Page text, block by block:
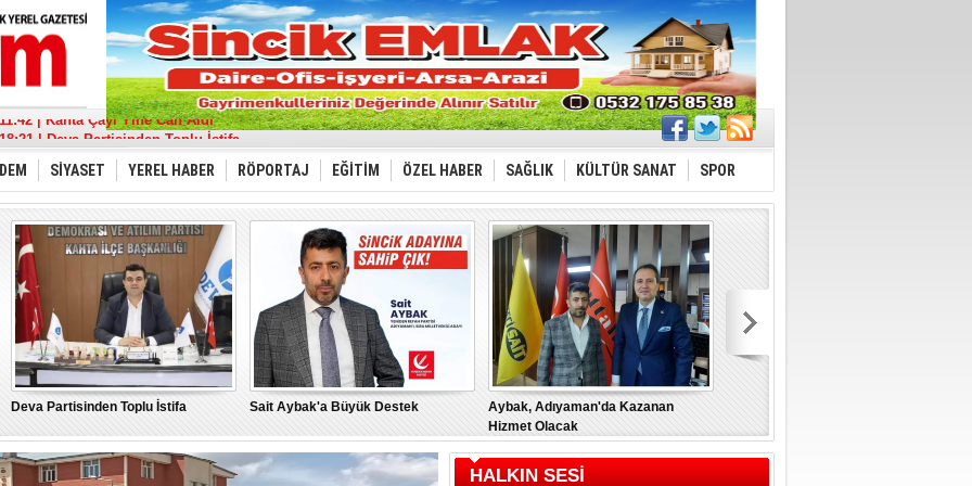
17:36 | Sincik Doğalgaza Kavuşuyor
11:42 | Kahta Çayı Yine Can Aldı
18:21 | Deva Partisinden Toplu İstifa
13:39 | Sait Aybak'a Büyük Destek
08:32 | Aybak, Adıyaman'da Kazanan Hizmet Olacak
21:11 | “Türkiye İçin” tüm gücümüzle
22:53 | MHP Adıyaman Milletvekili Adayları Belirlendi
17:43 | Depremde hasar gören cami minaresi yıkıldı
10:17 | Burak Gelir’’ Adıyaman’ın gelişme yolu sulu tarımdan geçer’’
15:21 | "Bu Yanlıştan Biran Önce Vazgeçin"
SİYASET YEREL HABER RÖPORTAJ EĞİTİM ÖZEL HABER SAĞLIK KÜLTÜR SANAT SPOR
Deva Partisinden Toplu İstifa Sait Aybak'a Büyük Destek
Aybak, Adıyaman'da Kazanan
Hizmet Olacak
HALKIN SESİ